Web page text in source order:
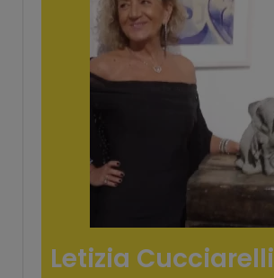
Letizia Cucciarelli